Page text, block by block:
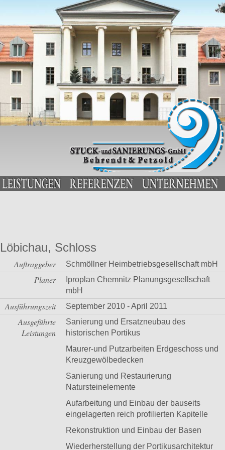
Löbichau, Schloss
Auftraggeber Schmöllner Heimbetriebsgesellschaft mbH
Planer
Iproplan Chemnitz Planungsgesellschaft
mbH
Ausführungszeit September 2010 - April 2011
Ausgeführte
Leistungen
Sanierung und Ersatzneubau des
historischen Portikus
Maurer-und Putzarbeiten Erdgeschoss und
Kreuzgewölbedecken
Sanierung und Restaurierung
Natursteinelemente
Aufarbeitung und Einbau der bauseits
eingelagerten reich profilierten Kapitelle
Rekonstruktion und Einbau der Basen
Wiederherstellung der Portikusarchitektur